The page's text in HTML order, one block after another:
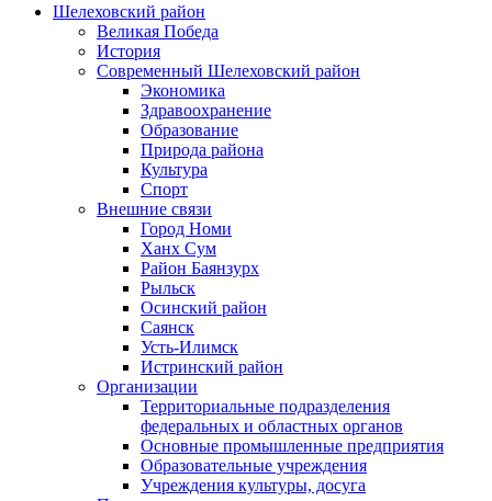
Шелеховский район
Великая Победа
История
Современный Шелеховский район
Экономика
Здравоохранение
Образование
Природа района
Культура
Спорт
Внешние связи
Город Номи
Ханх Сум
Район Баянзурх
Рыльск
Осинский район
Саянск
Усть-Илимск
Истринский район
Организации
Территориальные подразделения
федеральных и областных органов
Основные промышленные предприятия
Образовательные учреждения
Учреждения культуры, досуга